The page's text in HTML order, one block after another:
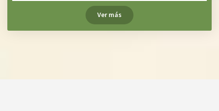
Ver más